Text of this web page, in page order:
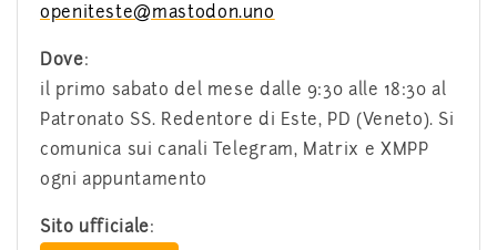
openiteste@mastodon.uno
Dove:
il primo sabato del mese dalle 9:30 alle 18:30 al
Patronato SS. Redentore di Este, PD (Veneto). Si
comunica sui canali Telegram, Matrix e XMPP
ogni appuntamento
Sito ufficiale: